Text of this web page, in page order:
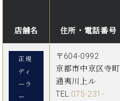
店舗名 住所・電話番号
正規
ディ
ーラ
ー
〒604-0992
京都市中京区寺町
通夷川上ル
TEL:075-231-